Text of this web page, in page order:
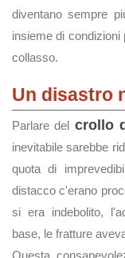
diventano sempre
insieme di
collasso.
Un disastro
Parlare del crollo
inevitabile sarebbe
quota di
distacco c'erano
si era indebolito,
base, le fratture
Questa